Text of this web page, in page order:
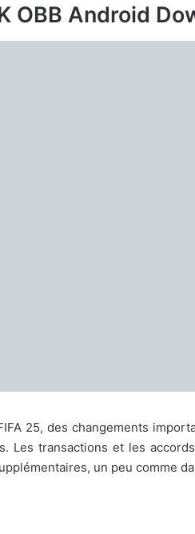
OBB Android
25, des changements
Les transactions et les
un peu comme